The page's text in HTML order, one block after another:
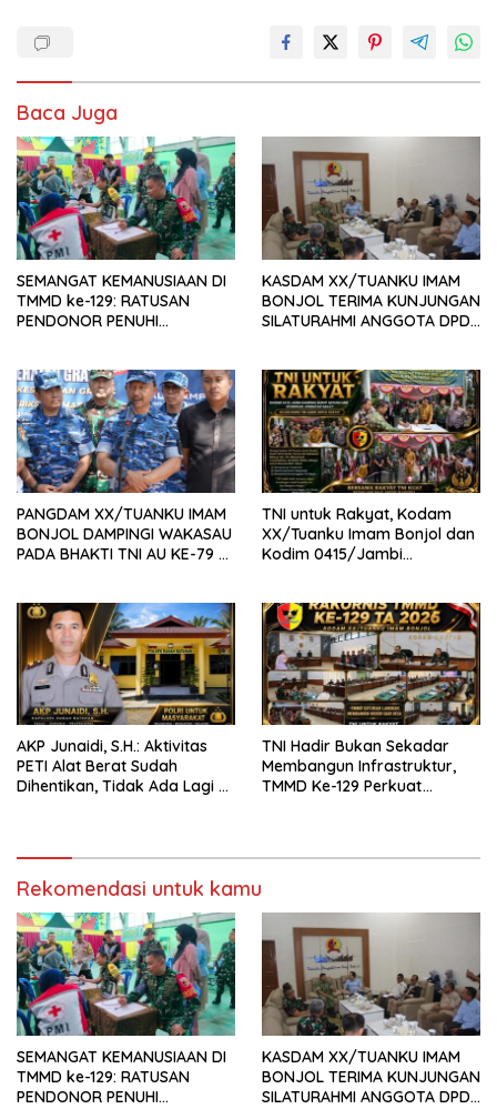
Baca Juga
SEMANGAT KEMANUSIAAN DI
TMMD ke-129: RATUSAN
PENDONOR PENUHI
KASDAM XX/TUANKU IMAM
BONJOL TERIMA KUNJUNGAN
SILATURAHMI ANGGOTA DPD
PANGDAM XX/TUANKU IMAM
BONJOL DAMPINGI WAKASAU
PADA BHAKTI TNI AU KE-79 DI
TNI untuk Rakyat, Kodam
XX/Tuanku Imam Bonjol dan
Kodim 0415/Jambi
Batang Hari
AKP Junaidi, S.H.: Aktivitas
PETI Alat Berat Sudah
Dihentikan, Tidak Ada Lagi di
TNI Hadir Bukan Sekadar
Membangun Infrastruktur,
TMMD Ke-129 Perkuat
Rekomendasi untuk kamu
SEMANGAT KEMANUSIAAN DI
TMMD ke-129: RATUSAN
PENDONOR PENUHI
KASDAM XX/TUANKU IMAM
BONJOL TERIMA KUNJUNGAN
SILATURAHMI ANGGOTA DPD